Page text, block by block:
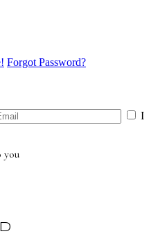
Forgot Password?
I
you